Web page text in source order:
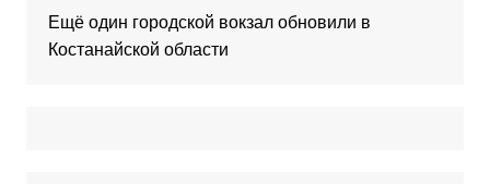
Ещё один городской вокзал обновили в
Костанайской области